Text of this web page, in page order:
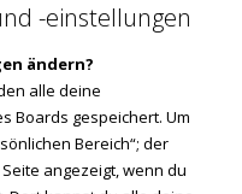
-einstellungen
ändern?
alle deine
Boards gespeichert. Um
Bereich“; der
angezeigt, wenn du